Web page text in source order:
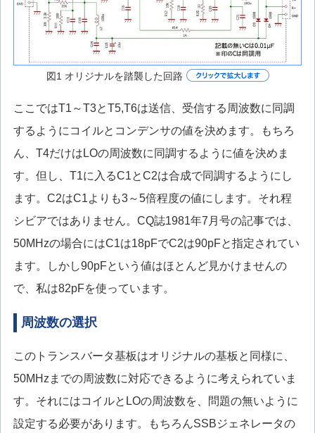
図1 オリジナルを踏襲した回路
ここではT1～T3とT5,T6は送信、受信する周波数に同調
するようにコイルとコンデンサの値を決めます。もちろ
ん、T4だけはLOの周波数に同調するように値を決めま
す。但し、T1に入るC1とC2は合成で同調するようにし
ます。C2はC1よりも3～5倍程度の値にします。それ程
シビアではありません。CQ誌1981年7月号の記事では、
50MHzの場合にはC1は18pFでC2は90pFと指定されてい
ます。しかし90pFという値はほとんど見かけませんの
で、私は82pFを使っています。
周波数の選択
このトランスバータ基板はオリジナルの基板と同様に、
50MHzまでの周波数に対応できるように考えられていま
す。それにはコイルとLOの周波数を、問題の無いように
設定する必要があります。もちろんSSBジェネレータの